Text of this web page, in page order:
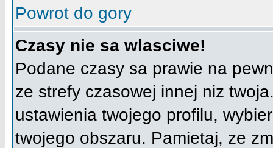
Powrot do gory
Czasy nie sa wlasciwe!
Podane czasy sa prawie na
ze strefy czasowej innej niz
ustawienia twojego profilu,
twojego obszaru. Pamietaj, ze